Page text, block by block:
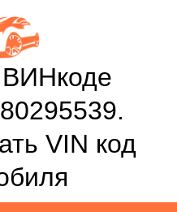
VIN код